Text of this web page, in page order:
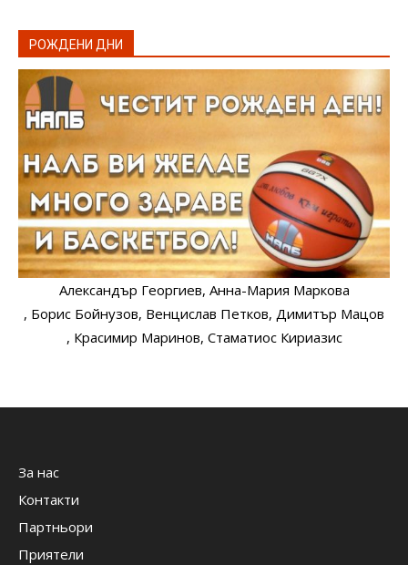
РОЖДЕНИ ДНИ
Александър Георгиев, Анна-Мария Маркова
, Борис Бойнузов, Венцислав Петков, Димитър Мацов
, Красимир Маринов, Стаматиос Кириазис
За нас
Контакти
Партньори
Приятели